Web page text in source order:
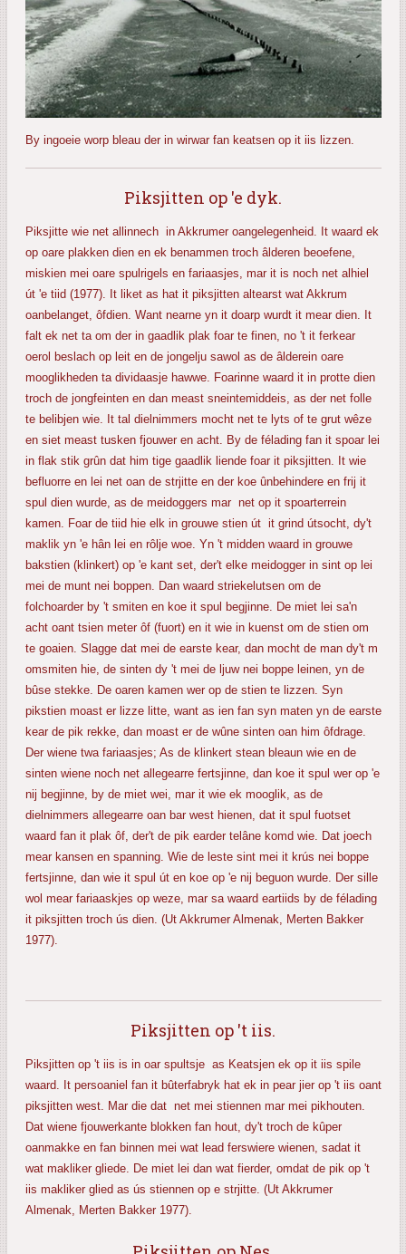
By ingoeie worp bleau der in wirwar fan keatsen op it iis lizzen.
Piksjitten op 'e dyk.
Piksjitte wie net allinnech in Akkrumer oangelegenheid. It waard ek
op oare plakken dien en ek benammen troch âlderen beoefene,
miskien mei oare spulrigels en fariaasjes, mar it is noch net alhiel
út 'e tiid (1977). It liket as hat it piksjitten altearst wat Akkrum
oanbelanget, ôfdien. Want nearne yn it doarp wurdt it mear dien. It
falt ek net ta om der in gaadlik plak foar te finen, no 't it ferkear
oerol beslach op leit en de jongelju sawol as de âlderein oare
mooglikheden ta dividaasje hawwe. Foarinne waard it in protte dien
troch de jongfeinten en dan meast sneintemiddeis, as der net folle
te belibjen wie. It tal dielnimmers mocht net te lyts of te grut wêze
en siet meast tusken fjouwer en acht. By de félading fan it spoar lei
in flak stik grûn dat him tige gaadlik liende foar it piksjitten. It wie
befluorre en lei net oan de strjitte en der koe ûnbehindere en frij it
spul dien wurde, as de meidoggers mar net op it spoarterrein
kamen. Foar de tiid hie elk in grouwe stien út it grind útsocht, dy't
maklik yn 'e hân lei en rôlje woe. Yn 't midden waard in grouwe
bakstien (klinkert) op 'e kant set, der't elke meidogger in sint op lei
mei de munt nei boppen. Dan waard striekelutsen om de
folchoarder by 't smiten en koe it spul begjinne. De miet lei sa'n
acht oant tsien meter ôf (fuort) en it wie in kuenst om de stien om
te goaien. Slagge dat mei de earste kear, dan mocht de man dy't m
omsmiten hie, de sinten dy 't mei de ljuw nei boppe leinen, yn de
bûse stekke. De oaren kamen wer op de stien te lizzen. Syn
pikstien moast er lizze litte, want as ien fan syn maten yn de earste
kear de pik rekke, dan moast er de wûne sinten oan him ôfdrage.
Der wiene twa fariaasjes; As de klinkert stean bleaun wie en de
sinten wiene noch net allegearre fertsjinne, dan koe it spul wer op 'e
nij begjinne, by de miet wei, mar it wie ek mooglik, as de
dielnimmers allegearre oan bar west hienen, dat it spul fuotset
waard fan it plak ôf, der't de pik earder telâne komd wie. Dat joech
mear kansen en spanning. Wie de leste sint mei it krús nei boppe
fertsjinne, dan wie it spul út en koe op 'e nij beguon wurde. Der sille
wol mear fariaaskjes op weze, mar sa waard eartiids by de félading
it piksjitten troch ús dien. (Ut Akkrumer Almenak, Merten Bakker
1977).
Piksjitten op 't iis.
Piksjitten op 't iis is in oar spultsje as Keatsjen ek op it iis spile
waard. It persoaniel fan it bûterfabryk hat ek in pear jier op 't iis oant
piksjitten west. Mar die dat net mei stiennen mar mei pikhouten.
Dat wiene fjouwerkante blokken fan hout, dy't troch de kûper
oanmakke en fan binnen mei wat lead ferswiere wienen, sadat it
wat makliker gliede. De miet lei dan wat fierder, omdat de pik op 't
iis makliker glied as ús stiennen op e strjitte. (Ut Akkrumer
Almenak, Merten Bakker 1977).